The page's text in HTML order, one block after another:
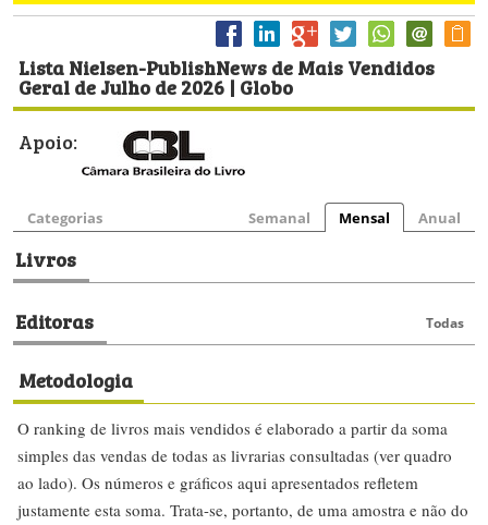
Lista Nielsen-PublishNews de Mais Vendidos
Geral de Julho de 2026 | Globo
Apoio:
Categorias Semanal Mensal Anual
Livros
Editoras Todas
Metodologia
O ranking de livros mais vendidos é elaborado a partir da soma
simples das vendas de todas as livrarias consultadas (ver quadro
ao lado). Os números e gráficos aqui apresentados refletem
justamente esta soma. Trata-se, portanto, de uma amostra e não do